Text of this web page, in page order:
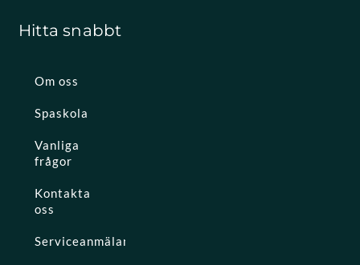
Hitta snabbt
Om oss
Spaskola
Vanliga
frågor
Kontakta
oss
Serviceanmälan